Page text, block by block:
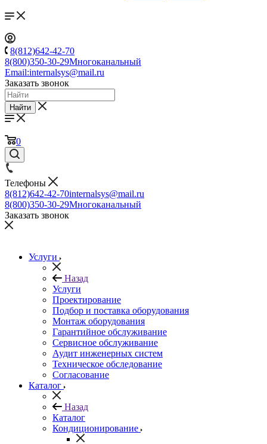
8(812)642-42-70
8(800)350-30-29Многоканальный
Email:internalsys@mail.ru
Заказать звонок
Найти
0
Телефоны
8(812)642-42-70internalsys@mail.ru
8(800)350-30-29Многоканальный
Заказать звонок
Услуги
Назад
Услуги
Проектирование
Подбор и поставка оборудования
Монтаж оборудования
Гарантийное обслуживание
Сервисное обслуживание
Аудит инженерных систем
Техническое обследование
Согласование
Каталог
Назад
Каталог
Кондиционирование